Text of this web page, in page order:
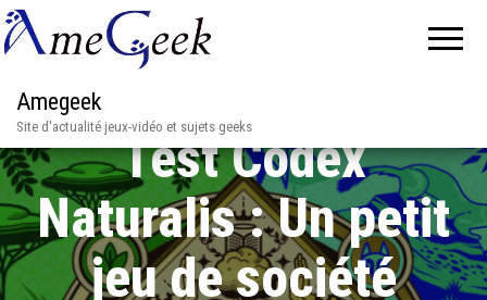
Amegeek
Site d'actualité jeux-vidéo et sujets geeks
Test Codex
Naturalis : Un petit
jeu de société